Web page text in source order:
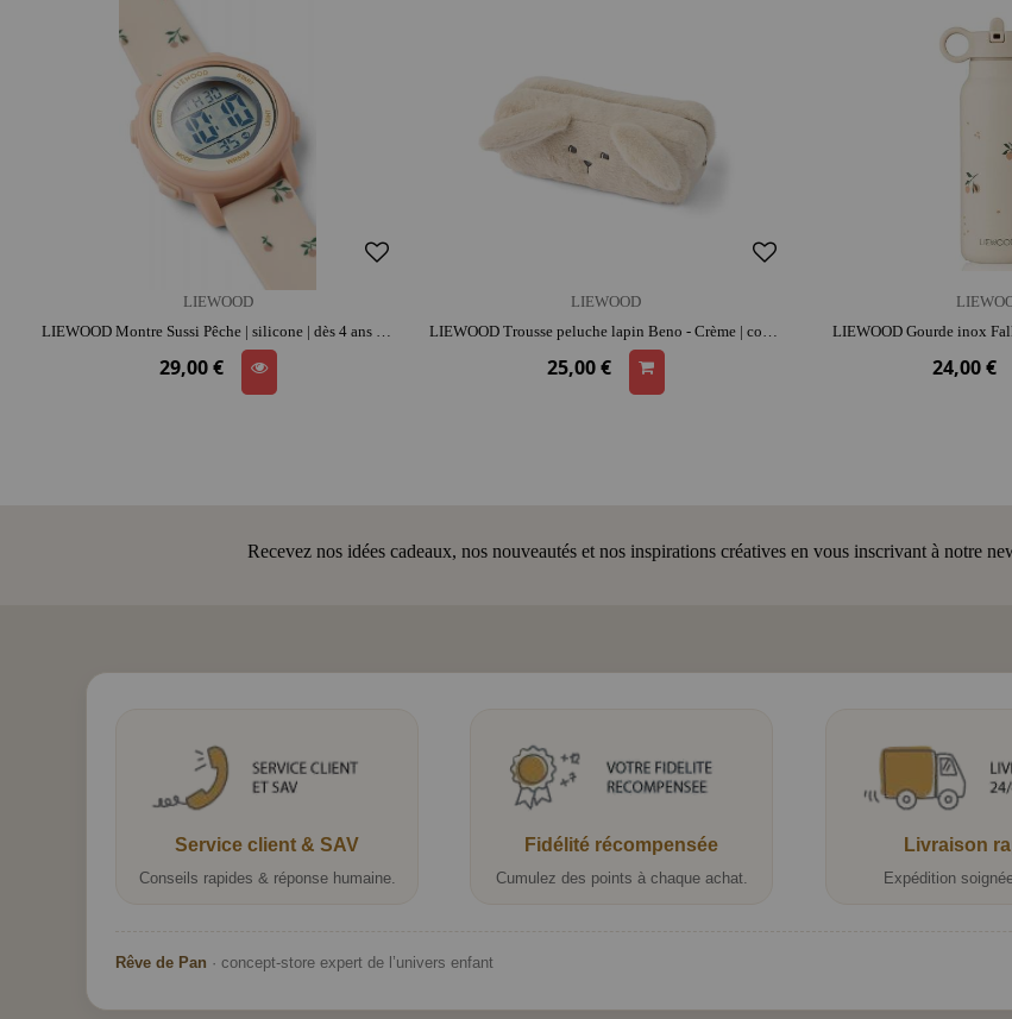
LIEWOOD
29,00 €
LIEWOOD
25,00 €
LIEWOOD Gourde inox
24,00 €
Recevez nos idées cadeaux, nos nouveautés et nos inspirations créatives en vous inscrivant à notre
Service client & SAV
Conseils rapides & réponse humaine.
Fidélité récompensée
Cumulez des points à chaque achat.
Livraison
Expédition
Rêve de Pan · concept-store expert de l’univers enfant